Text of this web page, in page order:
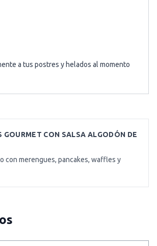
a tus postres y helados al momento
GOURMET CON SALSA ALGODÓN DE
con merengues, pancakes, waffles y